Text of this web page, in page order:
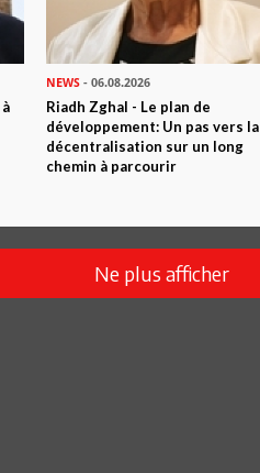
NEWS - 06.08.2026
Riadh Zghal - Le plan de
développement: Un pas vers la
décentralisation sur un long
chemin à parcourir
Ne plus afficher